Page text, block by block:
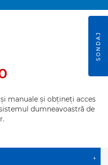
manuale şi obţineţi acces
dumneavoastră de
+
SONDAJ